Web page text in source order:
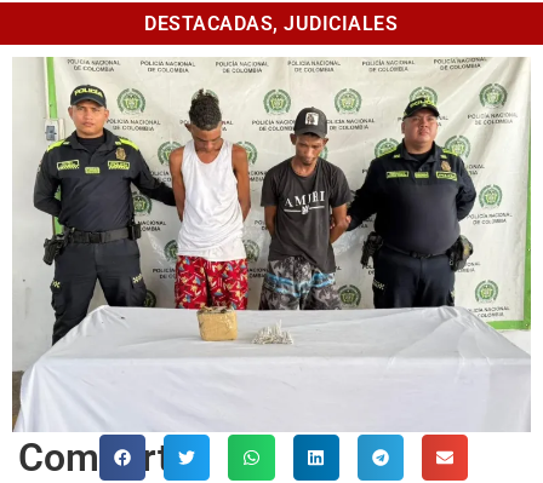
DESTACADAS, JUDICIALES
Comparte